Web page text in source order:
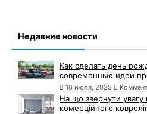
Недавние новости
Как сделать день
современные идеи
16 июля, 2025
На що звернути увагу
комерційного